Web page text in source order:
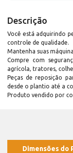
Descrição
Você está adquirindo
controle de qualidade.
Mantenha suas
Compre com
agrícola, tratores,
Peças de reposição
desde o plantio até a
Produto vendido por
Dimensões do